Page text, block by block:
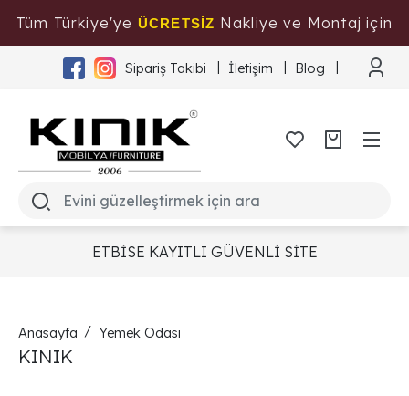
Tüm Türkiye'ye ÜCRETSİZ Nakliye ve Montaj için
Tıklayınız
Sipariş Takibi İletişim Blog
ETBİSE KAYITLI GÜVENLİ SİTE
Anasayfa Yemek Odası
KINIK